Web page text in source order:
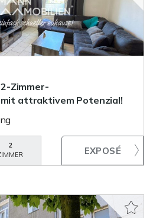
Zimmer-
attraktivem Potenzial!
2